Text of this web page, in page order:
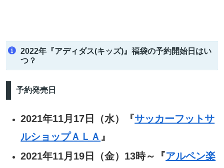
2022年『アディダス(キッズ)』福袋の予約開始日はい
つ？
予約発売日
2021年11月17日（水）『サッカーフットサ
ルショップＡＬＡ 』
2021年11月19日（金）13時～『アルペン楽